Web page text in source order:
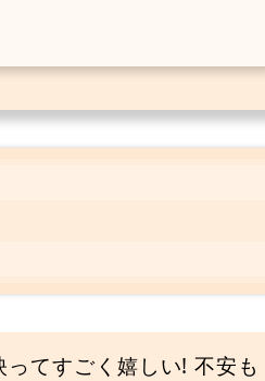
てすごく嬉しい! 不安も